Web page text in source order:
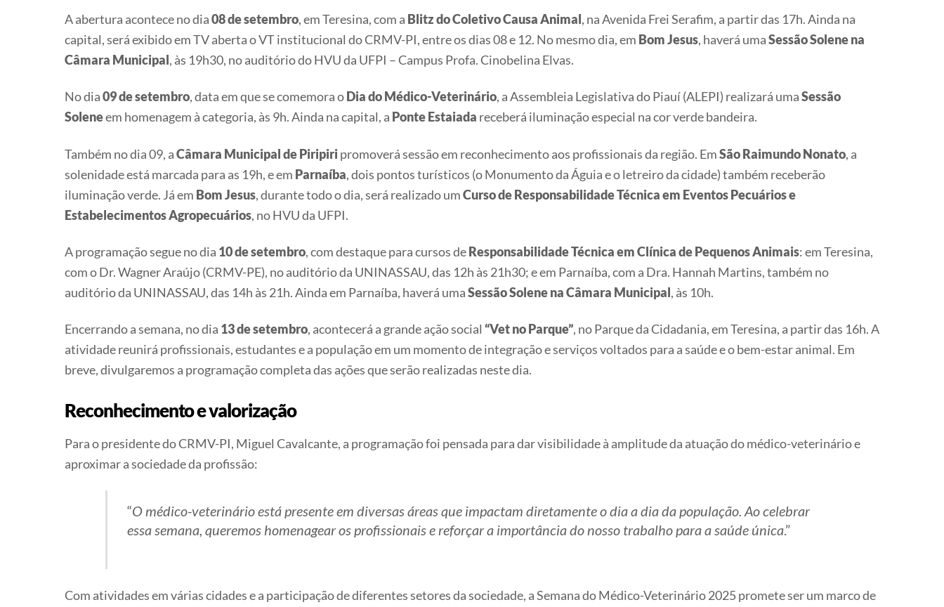
A abertura acontece no dia08 de setembro, em Teresina, com a Blitz do Coletivo Causa Animal, na Avenida Frei Serafim, a partir das 17h. Ainda na
capital, será exibido em TV aberta o VT institucional do CRMV-PI, entre os dias 08 e 12. No mesmo dia, em Bom Jesus, haverá umaSessão Solene na
Câmara Municipal, às 19h30, no auditório do HVU da UFPI – Campus Profa. Cinobelina Elvas.
No dia09 de setembro, data em que se comemora oDia do Médico-Veterinário, a Assembleia Legislativa do Piauí (ALEPI) realizará umaSessão
Soleneem homenagem à categoria, às 9h. Ainda na capital, a Ponte Estaiada receberá iluminação especial na cor verde bandeira.
Também no dia 09, aCâmara Municipal de Piripiripromoverá sessão em reconhecimento aos profissionais da região. EmSão Raimundo Nonato, a
solenidade está marcada para as 19h, e em Parnaíba, dois pontos turísticos (o Monumento da Águia e o letreiro da cidade) também receberão
iluminação verde. Já em Bom Jesus, durante todo o dia, será realizado umCurso de Responsabilidade Técnica em Eventos Pecuários e
Estabelecimentos Agropecuários, no HVU da UFPI.
A programação segue no dia 10 de setembro, com destaque para cursos deResponsabilidade Técnica em Clínica de Pequenos Animais: em Teresina,
com o Dr. Wagner Araújo (CRMV-PE), no auditório da UNINASSAU, das 12h às 21h30; e em Parnaíba, com a Dra. Hannah Martins, também no
auditório da UNINASSAU, das 14h às 21h. Ainda em Parnaíba, haverá umaSessão Solene na Câmara Municipal, às 10h.
Encerrando a semana, no dia 13 de setembro, acontecerá a grande ação social “Vet no Parque”, no Parque da Cidadania, em Teresina, a partir das 16h. A
atividade reunirá profissionais, estudantes e a população em um momento de integração e serviços voltados para a saúde e o bem-estar animal. Em
breve, divulgaremos a programação completa das ações que serão realizadas neste dia.
Reconhecimento e valorização
Para o presidente do CRMV-PI, Miguel Cavalcante, a programação foi pensada para dar visibilidade à amplitude da atuação do médico-veterinário e
aproximar a sociedade da profissão:
“O médico-veterinário está presente em diversas áreas que impactam diretamente o dia a dia da população. Ao celebrar
essa semana, queremos homenagear os profissionais e reforçar a importância do nosso trabalho para a saúde única.”
Com atividades em várias cidades e a participação de diferentes setores da sociedade, a Semana do Médico-Veterinário 2025 promete ser um marco de